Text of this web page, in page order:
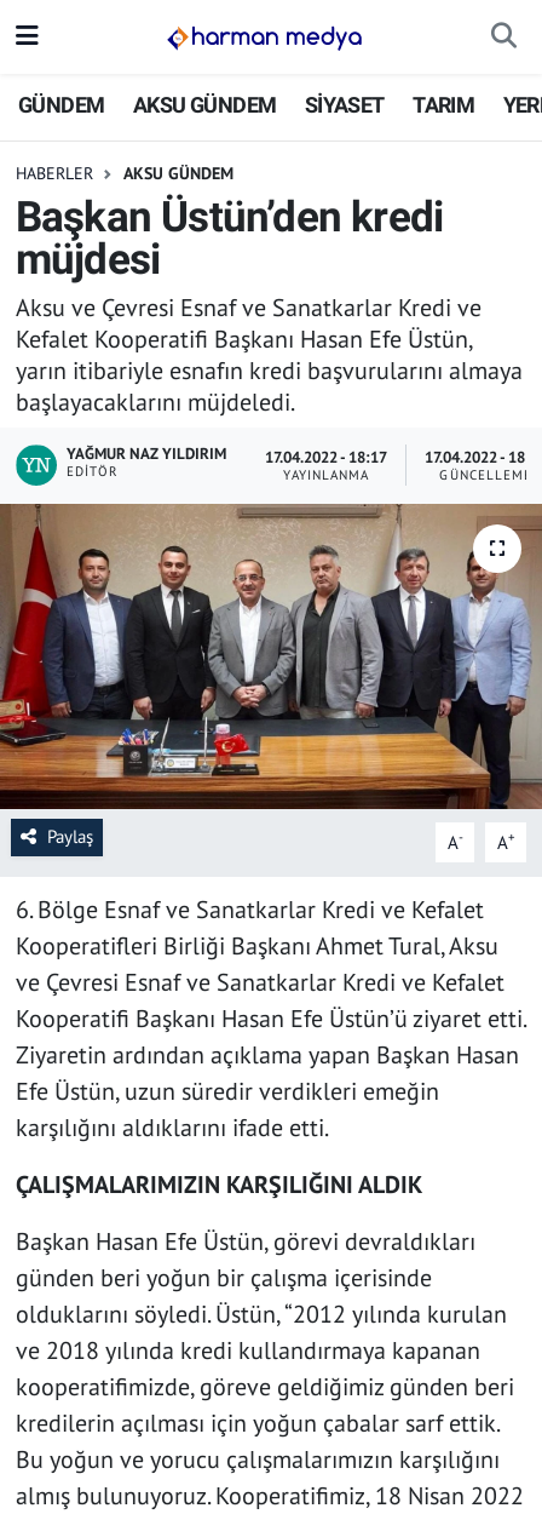
GÜNDEM AKSU GÜNDEM SİYASET TARIM
HABERLER AKSU GÜNDEM
Başkan Üstün’den kredi
müjdesi
Aksu ve Çevresi Esnaf ve Sanatkarlar Kredi ve
Kefalet Kooperatifi Başkanı Hasan Efe Üstün,
yarın itibariyle esnafın kredi başvurularını almaya
başlayacaklarını müjdeledi.
YAĞMUR NAZ YILDIRIM
EDITÖR
17.04.2022 - 18:17
YAYINLANMA
17.04.2022 -
GÜNCELLEME
Paylaş A- A+
6. Bölge Esnaf ve Sanatkarlar Kredi ve Kefalet
Kooperatifleri Birliği Başkanı Ahmet Tural, Aksu
ve Çevresi Esnaf ve Sanatkarlar Kredi ve Kefalet
Kooperatifi Başkanı Hasan Efe Üstün’ü ziyaret etti.
Ziyaretin ardından açıklama yapan Başkan Hasan
Efe Üstün, uzun süredir verdikleri emeğin
karşılığını aldıklarını ifade etti.
ÇALIŞMALARIMIZIN KARŞILIĞINI ALDIK
Başkan Hasan Efe Üstün, görevi devraldıkları
günden beri yoğun bir çalışma içerisinde
olduklarını söyledi. Üstün, “2012 yılında kurulan
ve 2018 yılında kredi kullandırmaya kapanan
kooperatifimizde, göreve geldiğimiz günden beri
kredilerin açılması için yoğun çabalar sarf ettik.
Bu yoğun ve yorucu çalışmalarımızın karşılığını
almış bulunuyoruz. Kooperatifimiz, 18 Nisan 2022
GÜNDEM
SİYASET
TARIM
YEREL YÖNETİMLER
EKONOMİ
ASAYİŞ
SAĞLIK
YAŞAM
KÜLTÜR SANAT
EĞİTİM
İstanbul Nöbetçi Eczaneler
İstanbul Trafik Yoğunluk Haritası
Süper Lig Puan Durumu ve Fikstür
Tüm Manşetler
Son Dakika Haberleri
Haber Arşivi